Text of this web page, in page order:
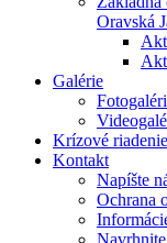
Oravská
Galérie
Krízové riadenie
Kontakt
Napíšte
Ochrana